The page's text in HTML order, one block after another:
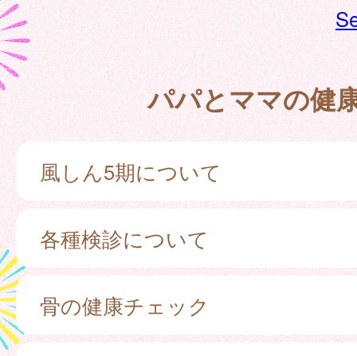
パパとママの健
風しん5期について
各種検診について
骨の健康チェック